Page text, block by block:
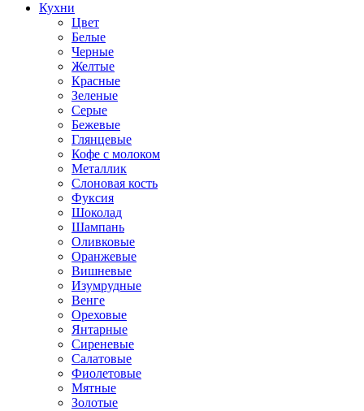
Кухни
Цвет
Белые
Черные
Желтые
Красные
Зеленые
Серые
Бежевые
Глянцевые
Кофе с молоком
Металлик
Слоновая кость
Фуксия
Шоколад
Шампань
Оливковые
Оранжевые
Вишневые
Изумрудные
Венге
Ореховые
Янтарные
Сиреневые
Салатовые
Фиолетовые
Мятные
Золотые